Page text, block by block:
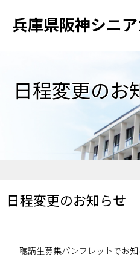
兵庫県阪神シニ
日程変更のお
日程変更のお知らせ
聴講生募集パンフレットでお知